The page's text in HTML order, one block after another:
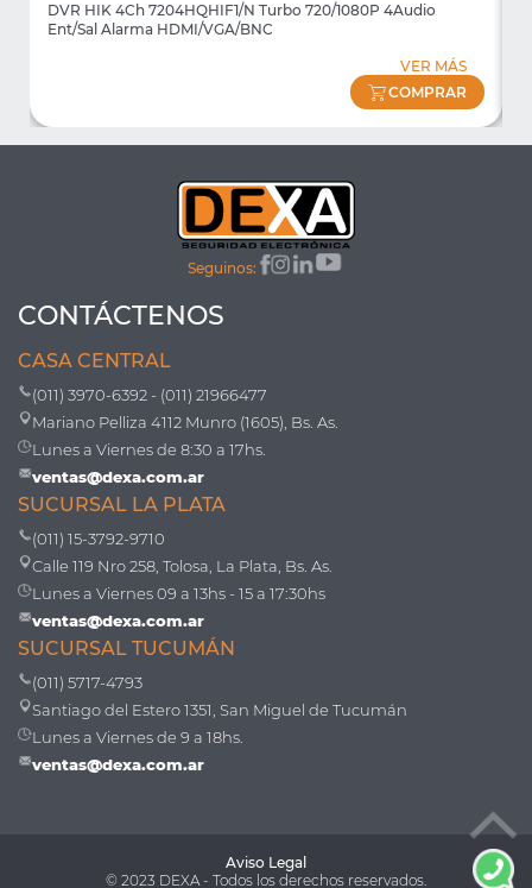
DVR HIK 4Ch 7204HQHIF1/N Turbo 720/1080P 4Audio
Ent/Sal Alarma HDMI/VGA/BNC
VER MÁS
COMPRAR
Seguinos:
CONTÁCTENOS
CASA CENTRAL
(011) 3970-6392 - (011) 21966477
Mariano Pelliza 4112 Munro (1605), Bs. As.
Lunes a Viernes de 8:30 a 17hs.
ventas@dexa.com.ar
SUCURSAL LA PLATA
(011) 15-3792-9710
Calle 119 Nro 258, Tolosa, La Plata, Bs. As.
Lunes a Viernes 09 a 13hs - 15 a 17:30hs
ventas@dexa.com.ar
SUCURSAL TUCUMÁN
(011) 5717-4793
Santiago del Estero 1351, San Miguel de Tucumán
Lunes a Viernes de 9 a 18hs.
ventas@dexa.com.ar
Aviso Legal
© 2023 DEXA - Todos los derechos reservados.